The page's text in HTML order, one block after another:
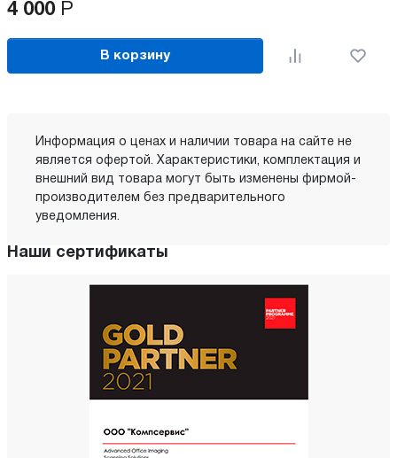
4 000 Р
В корзину
Информация о ценах и наличии товара на сайте не
является офертой. Характеристики, комплектация и
внешний вид товара могут быть изменены фирмой-
производителем без предварительного
уведомления.
Наши сертификаты